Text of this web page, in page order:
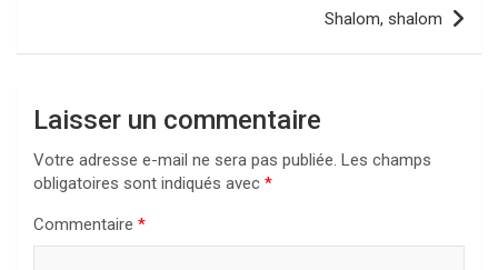
Shalom, shalom
Laisser un commentaire
Votre adresse e-mail ne sera pas publiée. Les champs
obligatoires sont indiqués avec *
Commentaire *